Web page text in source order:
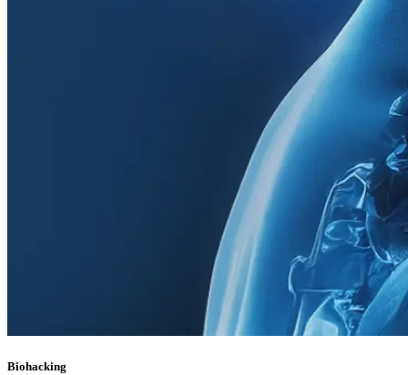
Biohacking